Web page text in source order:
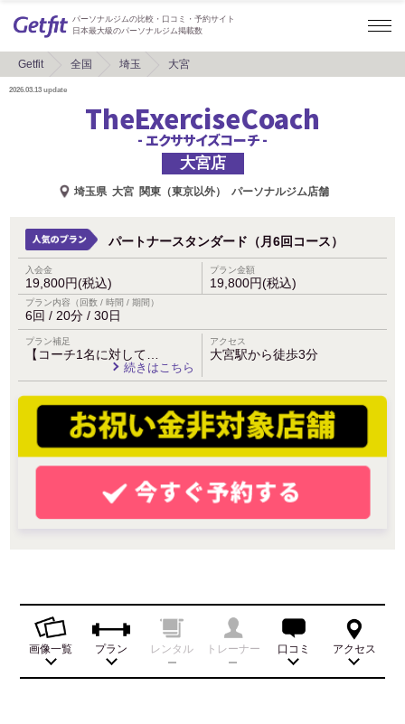
パーソナルジムの比較・口コミ・予約サイト
日本最大級のパーソナルジム掲載数
Getfit 全国 埼玉 大宮
2026.03.13 update
TheExerciseCoach
- エクササイズコーチ -
大宮店
埼玉県 大宮 関東（東京以外） パーソナルジム店舗
パートナースタンダード（月6回コース）
入会金
19,800円(税込)
プラン金額
19,800円(税込)
プラン内容（回数 / 時間 / 期間）
6回 / 20分 / 30日
プラン補足
【コーチ1名に対して…
続きはこちら
アクセス
大宮駅から徒歩3分
画像一覧 プラン レンタル トレーナー 口コミ アクセス